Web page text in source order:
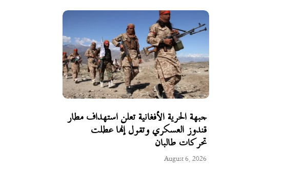
جبهة الحرية الأفغانية تعلن استهداف مطار
قندوز العسكري وتقول إنها عطلت
تحركات طالبان
August 6, 2026